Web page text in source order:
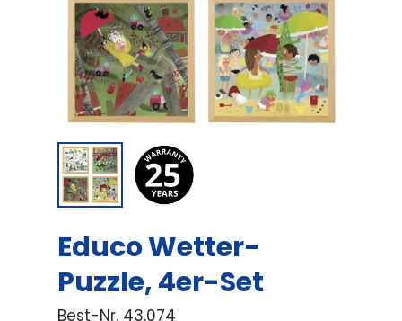
Educo Wetter-
Puzzle, 4er-Set
Best-Nr. 43.074